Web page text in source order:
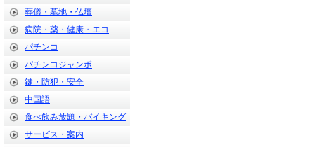
葬儀・墓地・仏壇
病院・薬・健康・エコ
パチンコ
パチンコジャンボ
鍵・防犯・安全
中国語
食べ飲み放題・バイキング
サービス・案内